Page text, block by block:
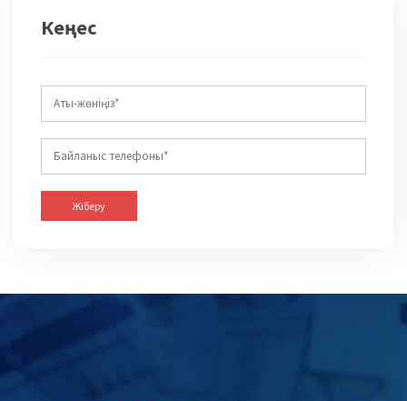
Кеңес
Жіберу